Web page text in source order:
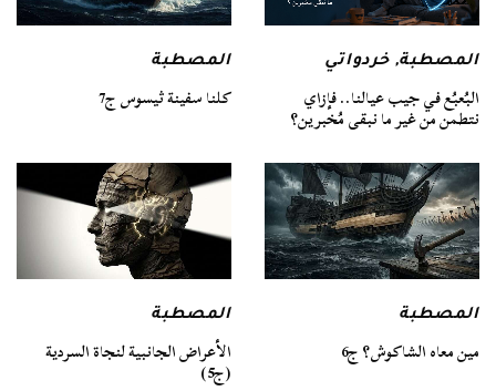
المصطبة,خردواتي
البُعبُع في جيب عيالنا.. فإزاي
نتطمن من غير ما نبقى مُخبرين؟
المصطبة
كلنا سفينة ثيسوس ج7
المصطبة
مين معاه الشاكوش؟ ج6
المصطبة
الأعراض الجانبية لنجاة السردية
(ج5)